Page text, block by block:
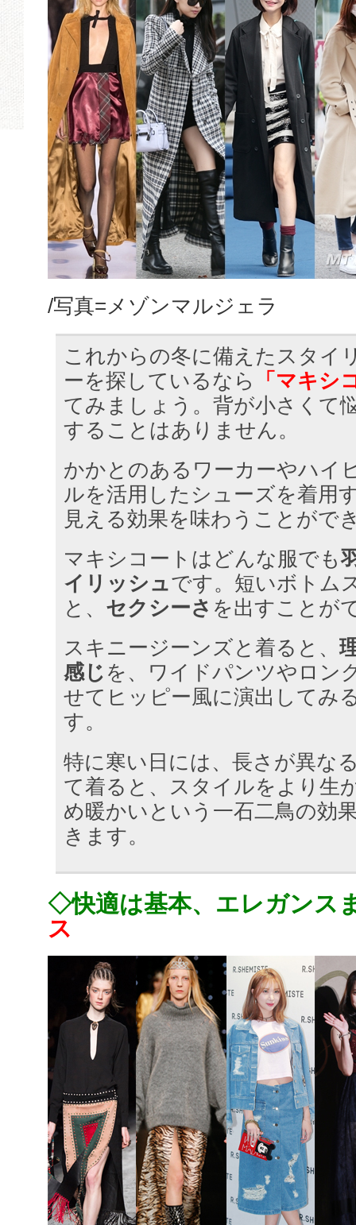
/写真=メゾンマルジェラ
これからの冬に備えたスタイ
ーを探しているなら
「マキシ
てみましょう。背が小さくて
することはありません。
かかとのあるワーカーやハイ
ルを活用したシューズを着用
見える効果を味わうことがで
マキシコートはどんな服でも
イリッシュです。短いボトム
と、 セクシーさ を出すことが
スキニージーンズと着ると、
感じ を、ワイドパンツやロン
せてヒッピー風に演出してみ
す。
特に寒い日には、長さが異な
て着ると、スタイルをより生
め暖かいという一石二鳥の効
きます。
◇快適は基本、エレガンス
ス